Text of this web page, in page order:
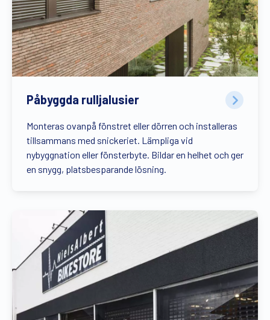
Påbyggda rulljalusier
Monteras ovanpå fönstret eller dörren och installeras
tillsammans med snickeriet. Lämpliga vid
nybyggnation eller fönsterbyte. Bildar en helhet och ger
en snygg, platsbesparande lösning.